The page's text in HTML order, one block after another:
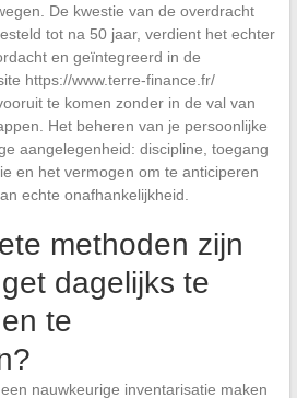
De kwestie van de overdracht
tot na 50 jaar, verdient het echter
en geïntegreerd in de
https://www.terre-finance.fr/
te komen zonder in de val van
Het beheren van je persoonlijke
aangelegenheid: discipline, toegang
en het vermogen om te anticiperen
echte onafhankelijkheid.
methoden zijn
dagelijks te
te
nauwkeurige inventarisatie maken